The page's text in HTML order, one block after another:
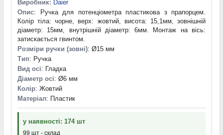
Виробник: Daier
Опис: Ручка для потенціометра пластикова з прапорцем.
Колір тіла: чорне, верх: жовтий, висота: 15,1мм, зовнішній
діаметр: 15мм, внутрішній діаметр: 6мм. Монтаж на вісь:
затискається гвинтом.
Розміри ручки (зовні): Ø15 мм
Тип: Ручка
Вид осі: Гладка
Діаметр осі: Ø6 мм
Колір: Жовтий
Матеріал: Пластик
у наявності: 174 шт
99 шт - склад